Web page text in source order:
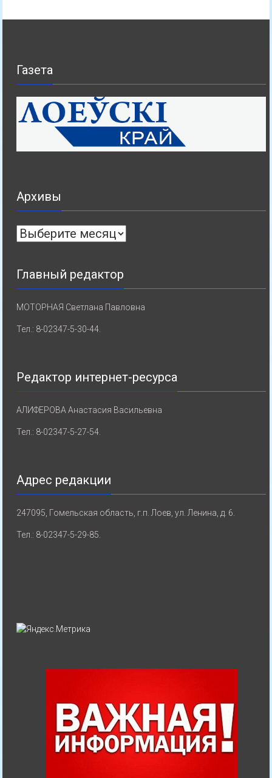
Газета
Архивы
Архивы
Главный редактор
МОТОРНАЯ Светлана Павловна
Тел.: 8-02347-5-30-44.
Редактор интернет-ресурса
АЛИФЕРОВА Анастасия Васильевна
Тел.: 8-02347-5-27-54.
Адрес редакции
247095, Гомельская область, г.п. Лоев, ул. Ленина, д. 6.
Тел.: 8-02347-5-29-85.